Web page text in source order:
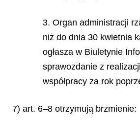
3. Organ administracji
niż do dnia 30 kwietnia
ogłasza w Biuletynie
sprawozdanie z
współpracy za rok
7) art. 6–8 otrzymują brzmienie: